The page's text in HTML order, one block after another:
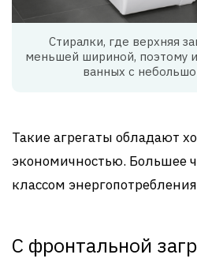
Стиралки, где верхняя
меньшей шириной, поэтому
ванных с
Такие агрегаты обладают
экономичностью. Большее
классом
С фронтальной